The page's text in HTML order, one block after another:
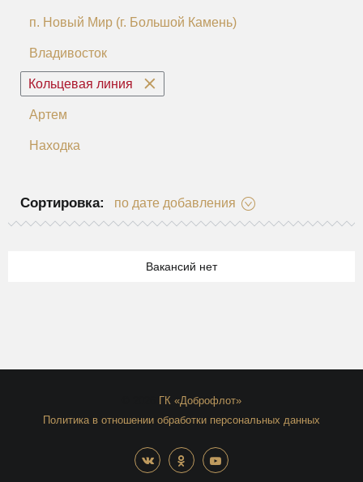
п. Новый Мир (г. Большой Камень)
Владивосток
Кольцевая линия
Артем
Находка
Сортировка: по дате добавления
Вакансий нет
ГК «Доброфлот»
Политика в отношении обработки персональных данных